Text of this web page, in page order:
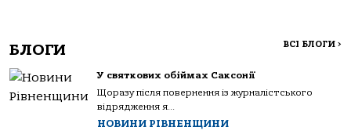
БЛОГИ ВСІ БЛОГИ >
У святкових обіймах Саксонії
Щоразу після повернення із журналістського
відрядження я...
НОВИНИ РІВНЕНЩИНИ